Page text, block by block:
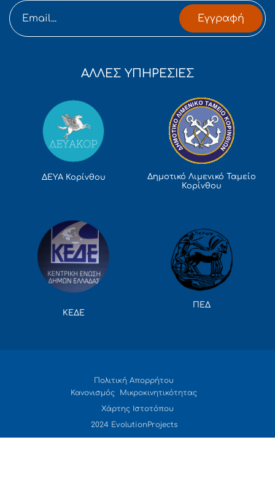
Εγγραφή
ΑΛΛΕΣ ΥΠΗΡΕΣΙΕΣ
ΔΕΥΑ Κορίνθου
Δημοτικό Λιμενικό Ταμείο
Κορίνθου
ΚΕΔΕ
ΠΕΔ
Πολιτική Απορρήτου
Κανονισμός Μικροκινητικότητας
Χάρτης Ιστοτόπου
2024 EvolutionProjects